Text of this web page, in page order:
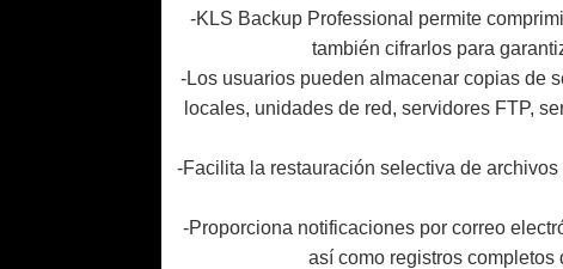
-KLS Backup Professional permite
también cifrarlos para
-Los usuarios pueden almacenar copias de
locales, unidades de red, servidores FTP,
-Facilita la restauración selectiva de
-Proporciona notificaciones por correo
así como registros